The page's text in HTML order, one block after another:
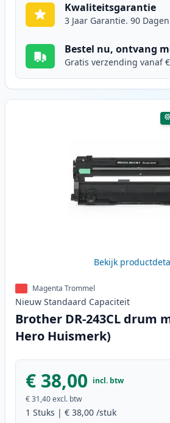
Kwaliteitsgarantie
3 Jaar Garantie. 90
Bestel nu, ontvang
Gratis verzending vanaf
Bekijk
Magenta Trommel
Nieuw Standaard Capaciteit
Brother DR-243CL drum
Hero Huismerk)
€ 38,00 incl. btw
€ 31,40excl. btw
1 Stuks | € 38,00 /stuk